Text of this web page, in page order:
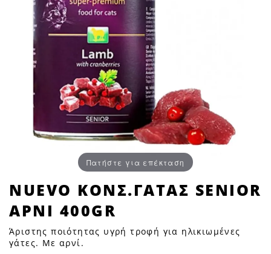
Πατήστε για επέκταση
NUEVO
ΚΟΝΣ.ΓΑΤΑΣ
SENIOR
ΑΡΝΙ
400GR
NUEVO ΚΟΝΣ.ΓΑΤΑΣ SENIOR
ΑΡΝΙ 400GR
Άριστης ποιότητας υγρή τροφή για ηλικιωμένες
γάτες. Με αρνί.